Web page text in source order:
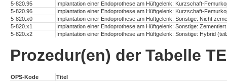
5-820.95
Implantation einer Endoprothese am Hüftgelenk: Kurzschaft-
5-820.96
Implantation einer Endoprothese am Hüftgelenk: Kurzschaft-
5-820.x0
Implantation einer Endoprothese am Hüftgelenk: Sonstige: Nicht
5-820.x1
Implantation einer Endoprothese am Hüftgelenk: Sonstige: Zementiert
5-820.x2
Implantation einer Endoprothese am Hüftgelenk: Sonstige: Hybrid
Prozedur(en) der Tabelle
OPS-Kode
Titel